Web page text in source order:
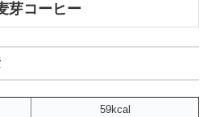
芽コーヒー
59kcal